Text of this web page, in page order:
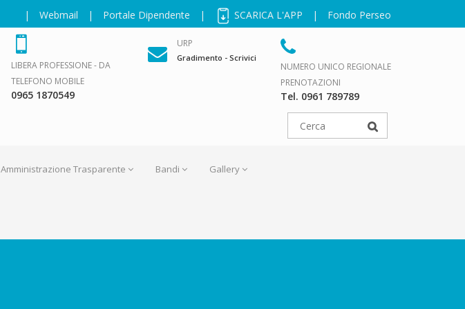
| Webmail | Portale Dipendente | SCARICA L'APP | Fondo Perseo
LIBERA PROFESSIONE - DA
TELEFONO MOBILE
0965 1870549
URP
Gradimento - Scrivici
NUMERO UNICO REGIONALE
PRENOTAZIONI
Tel. 0961 789789
Amministrazione Trasparente Bandi Gallery